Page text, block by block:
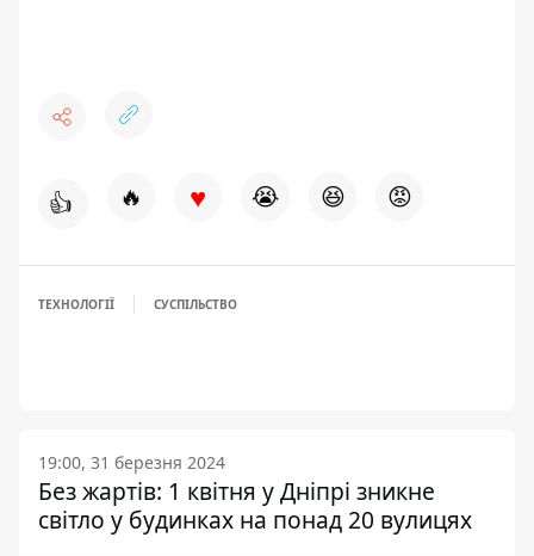
👍 🔥 ♥ 😭 😆 😡
ТЕХНОЛОГІЇ СУСПІЛЬСТВО
19:00, 31 березня 2024
Без жартів: 1 квітня у Дніпрі зникне
світло у будинках на понад 20 вулицях